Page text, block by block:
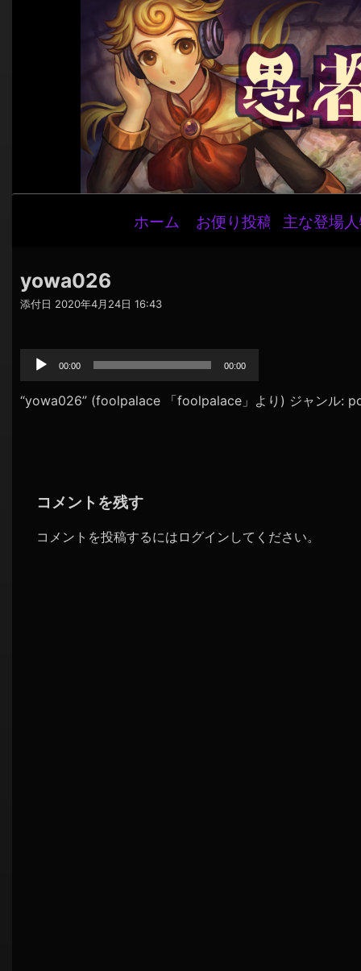
ナ
ビ
ー
シ
ョ
ホーム お便り投稿 主な登場
yowa026
添付日 2020年4月24日 16:43
声
レ
ー
ヤ
00:00 00:00
“yowa026” (foolpalace 「foolpalace」より) ジャンル:
コメントを残す
コメントを投稿するには ログイン してください。